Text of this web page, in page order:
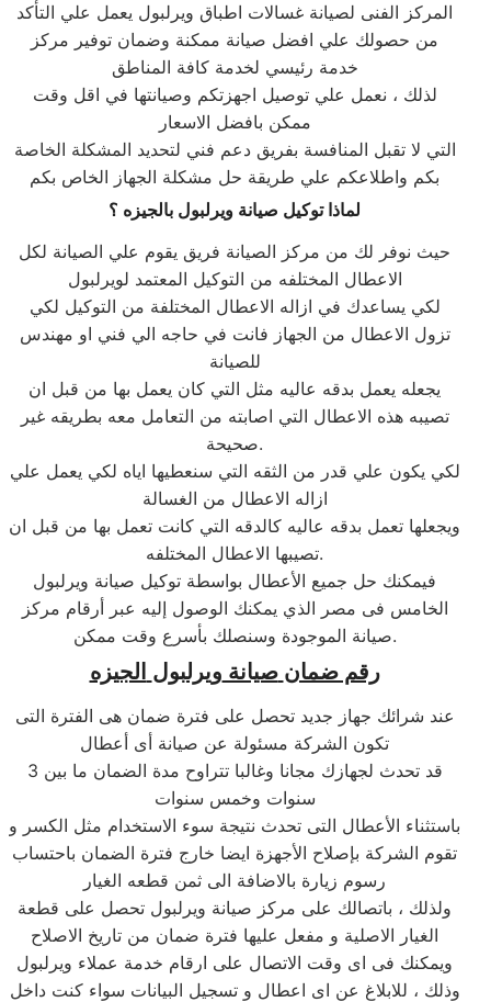
المركز الفنى لصيانة غسالات اطباق ويرلبول يعمل علي التأكد
من حصولك علي افضل صيانة ممكنة وضمان توفير مركز
خدمة رئيسي لخدمة كافة المناطق
لذلك ، نعمل علي توصيل اجهزتكم وصيانتها في اقل وقت
ممكن بافضل الاسعار
التي لا تقبل المنافسة بفريق دعم فني لتحديد المشكلة الخاصة
بكم واطلاعكم علي طريقة حل مشكلة الجهاز الخاص بكم
لماذا توكيل صيانة ويرلبول بالجيزه ؟
حيث نوفر لك من مركز الصيانة فريق يقوم علي الصيانة لكل
الاعطال المختلفه من التوكيل المعتمد لويرلبول
لكي يساعدك في ازاله الاعطال المختلفة من التوكيل لكي
تزول الاعطال من الجهاز فانت في حاجه الي فني او مهندس
للصيانة
يجعله يعمل بدقه عاليه مثل التي كان يعمل بها من قبل ان
تصيبه هذه الاعطال التي اصابته من التعامل معه بطريقه غير
صحيحة.
لكي يكون علي قدر من الثقه التي سنعطيها اياه لكي يعمل علي
ازاله الاعطال من الغسالة
ويجعلها تعمل بدقه عاليه كالدقه التي كانت تعمل بها من قبل ان
تصيبها الاعطال المختلفه.
فيمكنك حل جميع الأعطال بواسطة توكيل صيانة ويرلبول
الخامس فى مصر الذي يمكنك الوصول إليه عبر أرقام مركز
صيانة الموجودة وسنصلك بأسرع وقت ممكن.
رقم ضمان صيانة ويرلبول الجيزه
عند شرائك جهاز جديد تحصل على فترة ضمان هى الفترة التى
تكون الشركة مسئولة عن صيانة أى أعطال
قد تحدث لجهازك مجانا وغالبا تتراوح مدة الضمان ما بين 3
سنوات وخمس سنوات
باستثناء الأعطال التى تحدث نتيجة سوء الاستخدام مثل الكسر و
تقوم الشركة بإصلاح الأجهزة ايضا خارج فترة الضمان باحتساب
رسوم زيارة بالاضافة الى ثمن قطعه الغيار
ولذلك ، باتصالك على مركز صيانة ويرلبول تحصل على قطعة
الغيار الاصلية و مفعل عليها فترة ضمان من تاريخ الاصلاح
ويمكنك فى اى وقت الاتصال على ارقام خدمة عملاء ويرلبول
وذلك ، للابلاغ عن اى اعطال و تسجيل البيانات سواء كنت داخل